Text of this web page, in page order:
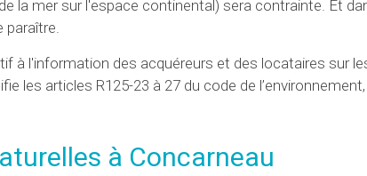
la mer sur l'espace continental) sera contrainte. Et
paraître.
à l'information des acquéreurs et des locataires sur
les articles R125-23 à 27 du code de l’environnement,
à Concarneau